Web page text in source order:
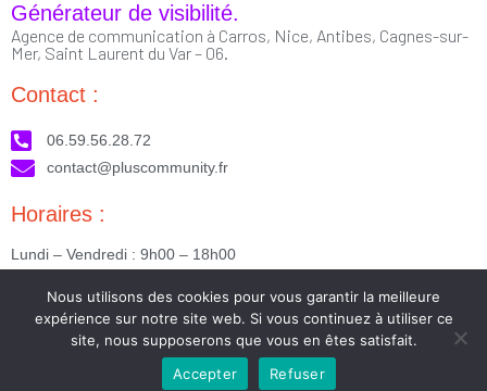
Générateur de visibilité.
Agence de communication à Carros, Nice, Antibes, Cagnes-sur-
Mer, Saint Laurent du Var – 06.
Contact :
06.59.56.28.72
contact@pluscommunity.fr
Horaires :
Lundi – Vendredi : 9h00 – 18h00
Nous suivre :
Nous utilisons des cookies pour vous garantir la meilleure
expérience sur notre site web. Si vous continuez à utiliser ce
site, nous supposerons que vous en êtes satisfait.
Accepter
Refuser